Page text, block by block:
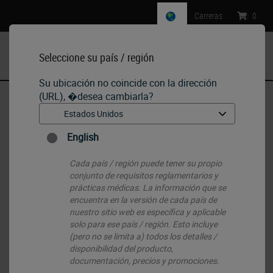
Seleccione su país / región
Su ubicación no coincide con la dirección
(URL), �desea cambiarla?
English
Cada país / región puede tener su propio
conjunto de requisitos reglamentarios y
prácticas médicas. La información que se
encuentra en la versión de cada país de
nuestro sitio web es específica y aplicable
solo para ese país / región. Esto incluye
(pero no se limita a) todos los detalles /
disponibilidad del producto,
documentación, precios y promociones.
Carreras : 0
IHC & ISH • IHC Primary Antibodies